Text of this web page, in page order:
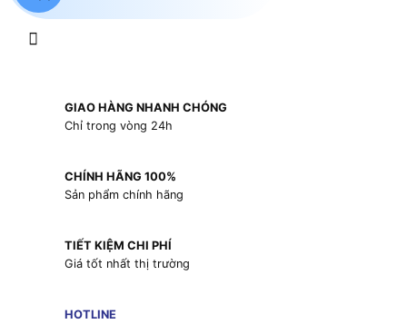
GIAO HÀNG NHANH CHÓNG
Chỉ trong vòng 24h
CHÍNH HÃNG 100%
Sản phẩm chính hãng
TIẾT KIỆM CHI PHÍ
Giá tốt nhất thị trường
HOTLINE